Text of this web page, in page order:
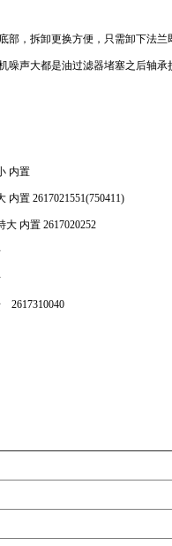
部，拆卸更换方便，只需卸下法
噪声大都是油过滤器堵塞之后轴
内置
置 2617021551(750411)
内置 2617020252